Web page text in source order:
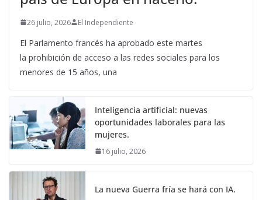
26 julio, 2026 El Independiente
El Parlamento francés ha aprobado este martes
la prohibición de acceso a las redes sociales para los
menores de 15 años, una
Inteligencia artificial: nuevas
oportunidades laborales para las
mujeres.
16 julio, 2026
La nueva Guerra fría se hará con IA.